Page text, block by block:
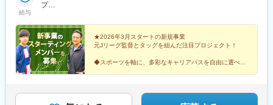
3-8-21伊勢町平和ビル5階■九州支店〒810-0001福岡県福岡市中央
ずれかの直営店、全国の他店舗（希望地）になります◎テルル大
宮店◎テルル高円寺店◎テルル蒲田店◎テルルMEGAドン・キホ
ーテ 三郷店◎テルルイトーヨーカドー横浜別所店◎テルルそよら
横浜高田店◎テルルアリオ鷲宮店
給与
プ
プ
★2026年3月スタートの新規事業
元Jリーグ監督とタッグを組んだ注目プロジェクト！
◆スポーツを軸に、多彩なキャリアパスを自由に選べる